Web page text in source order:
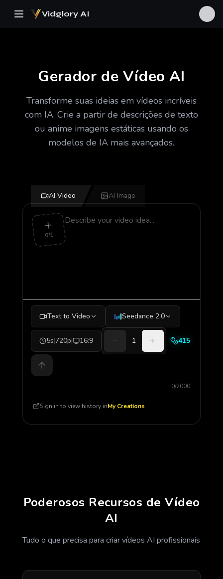
Vidglory AI
Gerador de Vídeo AI
Transforme suas ideias em vídeos incríveis
com IA. Crie a partir de descrições de texto
ou anime imagens estáticas usando os
modelos de IA mais avançados.
AI Video AI Image
0/1
Text to Video Seedance 2.0
5s|720p| 16:9 1 415
0/2000
Sign in to view history inMy Creations
Poderosos Recursos de Vídeo
AI
Tudo o que precisa para criar vídeos AI profissionais